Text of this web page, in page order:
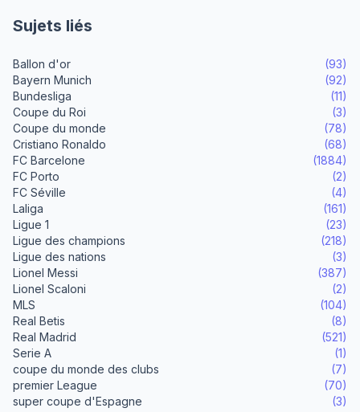
Sujets liés
Ballon d'or
(93)
Bayern Munich
(92)
Bundesliga
(11)
Coupe du Roi
(3)
Coupe du monde
(78)
Cristiano Ronaldo
(68)
FC Barcelone
(1884)
FC Porto
(2)
FC Séville
(4)
Laliga
(161)
Ligue 1
(23)
Ligue des champions
(218)
Ligue des nations
(3)
Lionel Messi
(387)
Lionel Scaloni
(2)
MLS
(104)
Real Betis
(8)
Real Madrid
(521)
Serie A
(1)
coupe du monde des clubs
(7)
premier League
(70)
super coupe d'Espagne
(3)